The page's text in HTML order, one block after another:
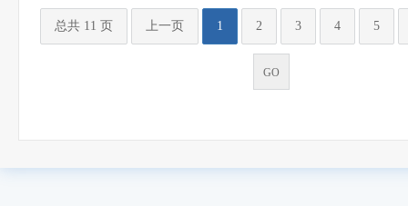
总共 11 页 上一页 1 2 3 4 5